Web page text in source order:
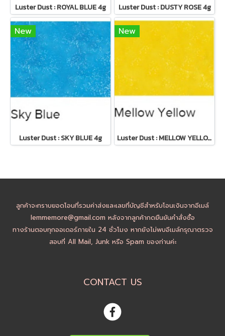
Luster Dust : ROYAL BLUE 4g Luster Dust : DUSTY ROSE 4g
New
Luster Dust : SKY BLUE 4g
New
Luster Dust : MELLOW YELLOW 4g
ลูกค้าจะทราบยอดโอนที่รวมค่าส่งและเลขที่บัญชีสำหรับโอนเงินจากอีเมล์
lemmemore@gmail.com หลังจากลูกค้ากดยืนยันคำสั่งซื้อ
ทางร้านตอบทุกออเดอร์ภายใน 24 ชั่วโมง หากยังไม่พบอีเมล์กรุณาตรวจ
สอบที่ All Mail, Junk หรือ Spam ของท่านค่ะ
CONTACT US